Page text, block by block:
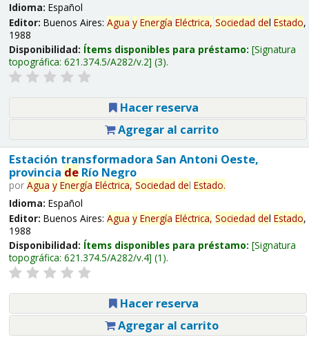
Idioma: Español
Editor: Buenos Aires: Agua y Energía Eléctrica, Sociedad del Estado,
1988
Disponibilidad: Ítems disponibles para préstamo: Signatura
topográfica: 621.374.5/A282/v.2 (3).
Hacer reserva
Agregar al carrito
Estación transformadora San Antoni Oeste,
provincia deRío Negro
por Agua y Energía Eléctrica, Sociedad del Estado.
Idioma: Español
Editor: Buenos Aires: Agua y Energía Eléctrica, Sociedad del Estado,
1988
Disponibilidad: Ítems disponibles para préstamo: Signatura
topográfica: 621.374.5/A282/v.4 (1).
Hacer reserva
Agregar al carrito